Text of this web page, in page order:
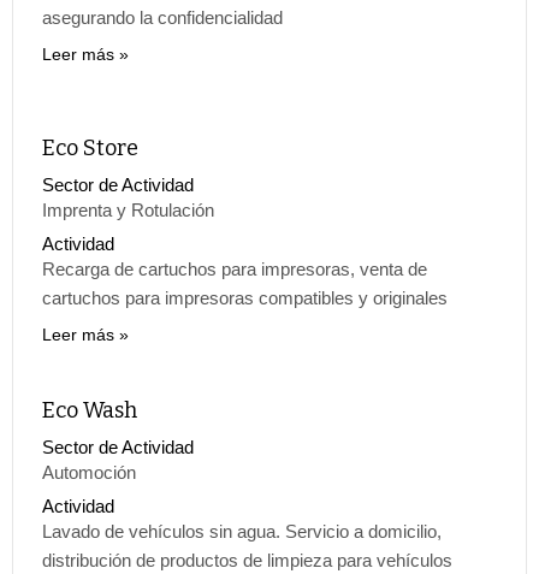
asegurando la confidencialidad
Leer más
Eco Store
Sector de Actividad
Imprenta y Rotulación
Actividad
Recarga de cartuchos para impresoras, venta de
cartuchos para impresoras compatibles y originales
Leer más
Eco Wash
Sector de Actividad
Automoción
Actividad
Lavado de vehículos sin agua. Servicio a domicilio,
distribución de productos de limpieza para vehículos